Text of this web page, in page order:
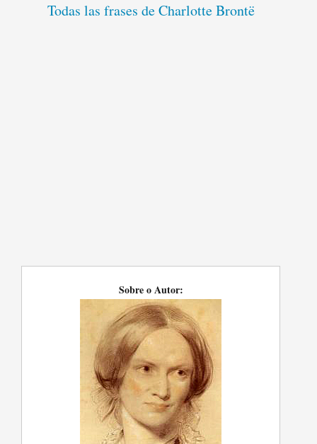
Todas las frases de Charlotte Brontë
Sobre o Autor: